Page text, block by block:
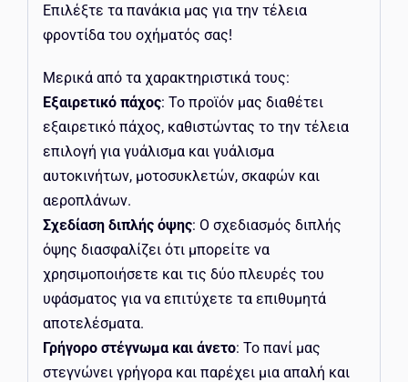
Επιλέξτε τα πανάκια μας για την τέλεια
φροντίδα του οχήματός σας!
Μερικά από τα χαρακτηριστικά τους:
Εξαιρετικό πάχος: Το προϊόν μας διαθέτει
εξαιρετικό πάχος, καθιστώντας το την τέλεια
επιλογή για γυάλισμα και γυάλισμα
αυτοκινήτων, μοτοσυκλετών, σκαφών και
αεροπλάνων.
Σχεδίαση διπλής όψης: Ο σχεδιασμός διπλής
όψης διασφαλίζει ότι μπορείτε να
χρησιμοποιήσετε και τις δύο πλευρές του
υφάσματος για να επιτύχετε τα επιθυμητά
αποτελέσματα.
Γρήγορο στέγνωμα και άνετο: Το πανί μας
στεγνώνει γρήγορα και παρέχει μια απαλή και